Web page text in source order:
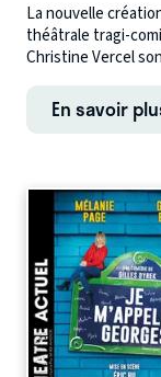
La nouvelle
théâtrale tragi-
Christine Vercel
En savoir